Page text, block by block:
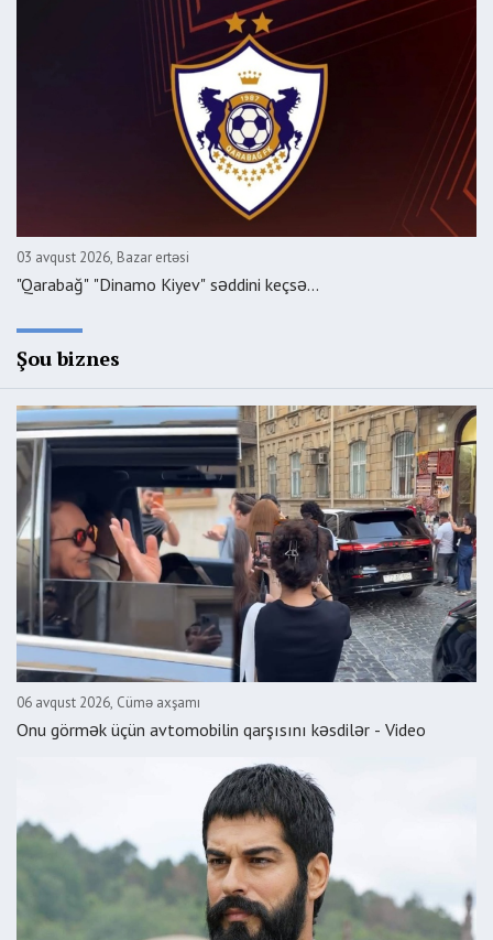
03 avqust 2026, Bazar ertəsi
"Qarabağ" "Dinamo Kiyev" səddini keçsə...
Şou biznes
06 avqust 2026, Cümə axşamı
Onu görmək üçün avtomobilin qarşısını kəsdilər - Video